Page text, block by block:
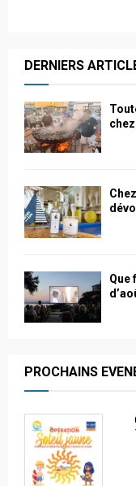
DERNIERS
Que
PROCHAINS